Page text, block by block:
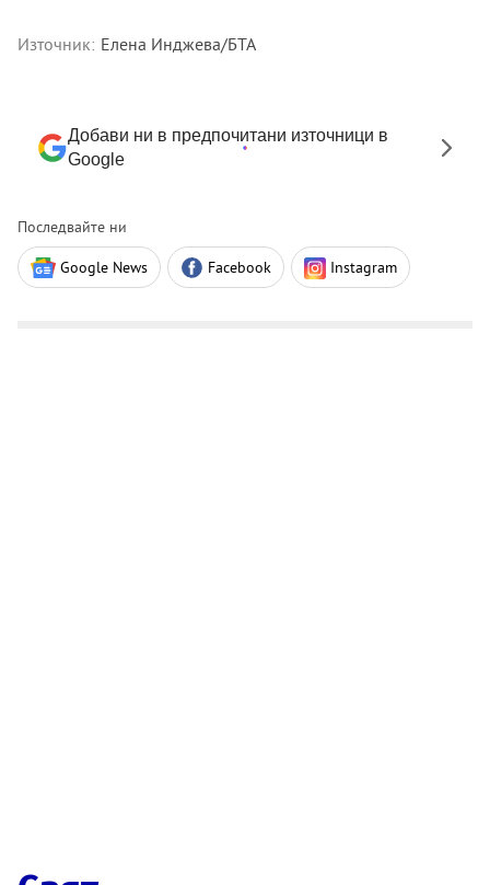
Източник: Елена Инджева/БТА
Добави ни в предпочитани източници в
Google
Последвайте ни
Google News Facebook Instagram